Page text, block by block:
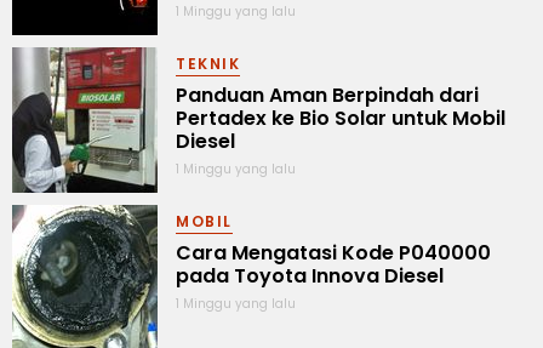
1 Minggu yang lalu
TEKNIK
Panduan Aman Berpindah dari
Pertadex ke Bio Solar untuk Mobil
Diesel
1 Minggu yang lalu
MOBIL
Cara Mengatasi Kode P040000
pada Toyota Innova Diesel
1 Minggu yang lalu